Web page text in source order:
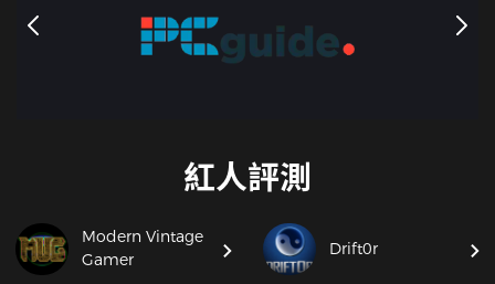
紅人評測
Modern Vintage
Gamer
Drift0r